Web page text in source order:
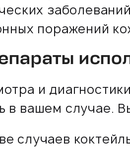
поражений
и
в вашем случае.
случаев